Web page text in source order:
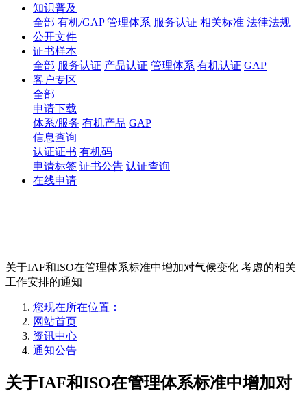
知识普及
全部 有机/GAP 管理体系 服务认证 相关标准 法律法规
公开文件
证书样本
全部 服务认证 产品认证 管理体系 有机认证 GAP
客户专区
全部
申请下载
体系/服务 有机产品 GAP
信息查询
认证证书 有机码
申请标签 证书公告 认证查询
在线申请
关于IAF和ISO在管理体系标准中增加对气候变化 考虑的相关
工作安排的通知
您现在所在位置：
网站首页
资讯中心
通知公告
关于IAF和ISO在管理体系标准中增加对